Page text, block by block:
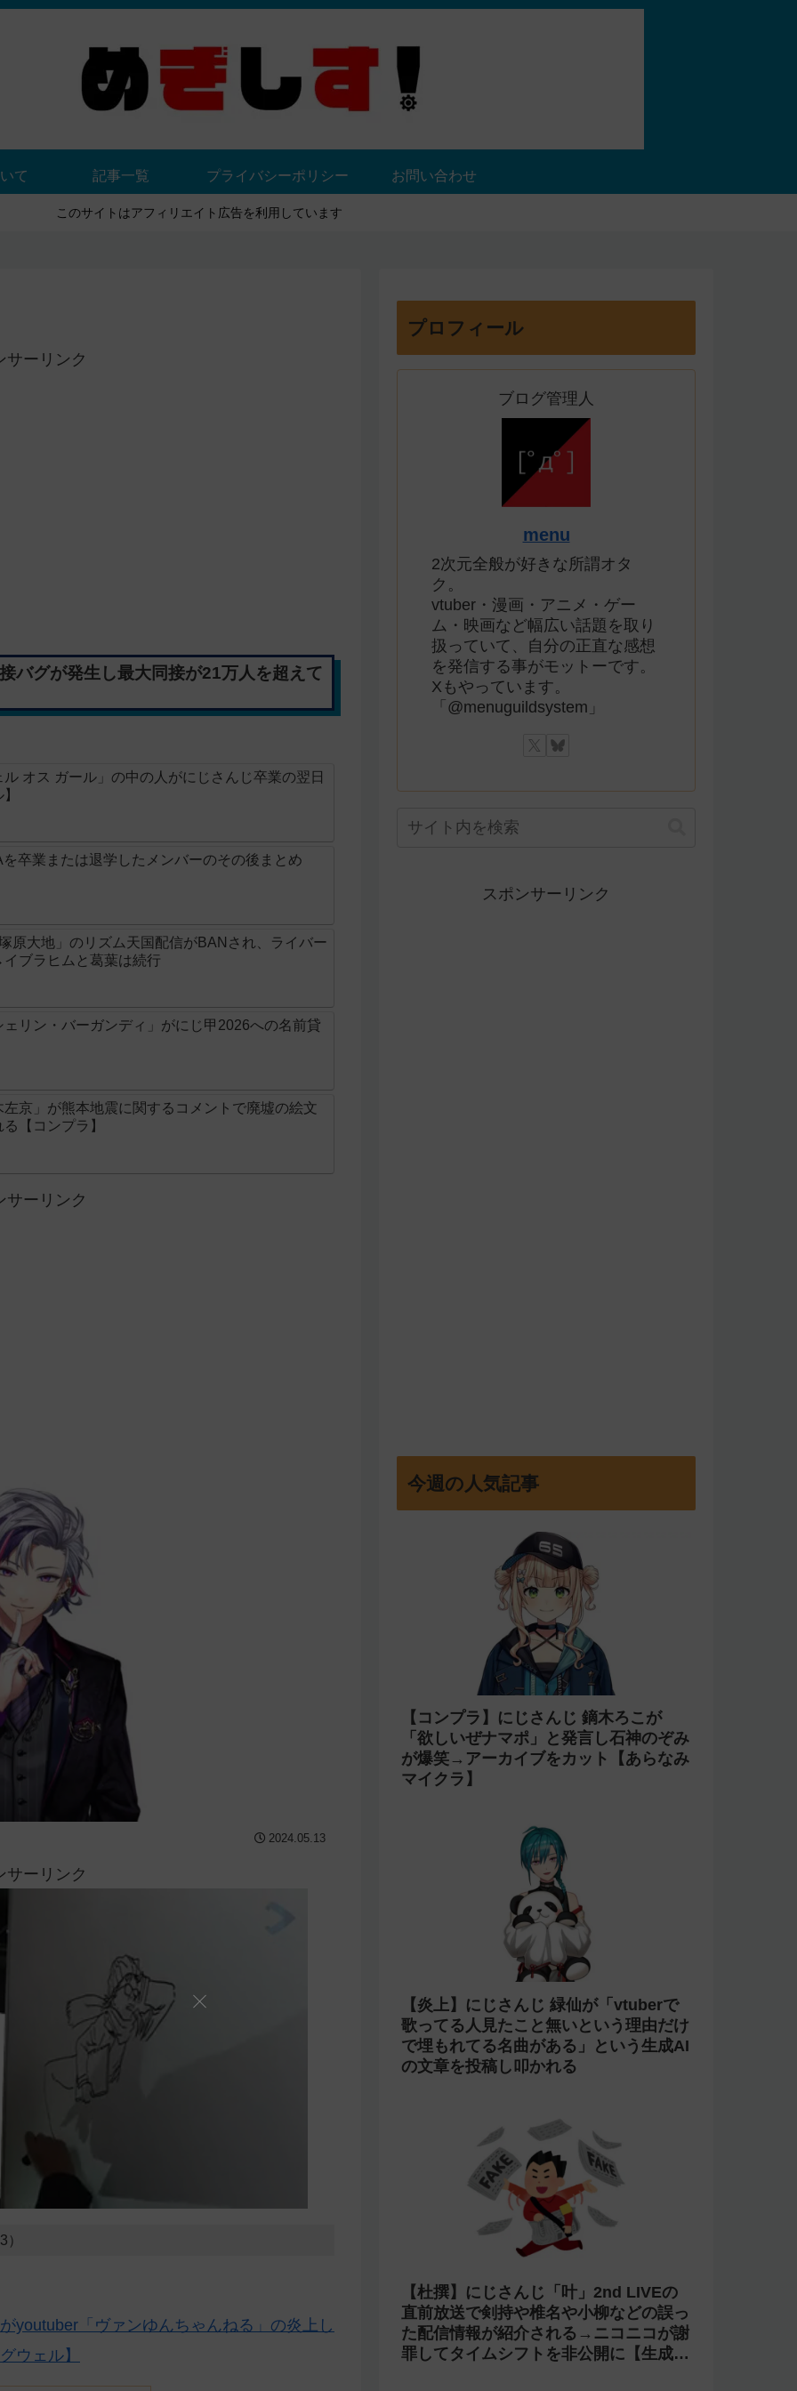
て 記事一覧 プライバシーポリシー お問い合わせ
このサイトはアフィリエイト広告を利用しています
サーリンク
バグが発生し最大同接が21万人を超えて
オス ガール」の中の人がにじさんじ卒業の翌日
卒業または退学したメンバーのその後まとめ
原大地」のリズム天国配信がBANされ、ライバー
ブラヒムと葛葉は続行
リン・バーガンディ」がにじ甲2026への名前貸
京」が熊本地震に関するコメントで廃墟の絵文
【コンプラ】
サーリンク
2024.05.13
サーリンク
youtuber「ヴァンゆんちゃんねる」の炎上し
ウェル】
プロフィール
ブログ管理人
menu
2次元全般が好きな所謂オタ
ク。
vtuber・漫画・アニメ・ゲー
ム・映画など幅広い話題を取り
扱っていて、自分の正直な感想
を発信する事がモットーです。
Xもやっています。
「@menuguildsystem」
スポンサーリンク
今週の人気記事
【コンプラ】にじさんじ 鏑木ろこが
「欲しいぜナマポ」と発言し石神のぞみ
が爆笑→アーカイブをカット【あらなみ
マイクラ】
【炎上】にじさんじ 緑仙が「vtuberで
歌ってる人見たこと無いという理由だけ
で埋もれてる名曲がある」という生成AI
の文章を投稿し叩かれる
【杜撰】にじさんじ「叶」2nd LIVEの
直前放送で剣持や椎名や小柳などの誤っ
た配信情報が紹介される→ニコニコが謝
罪してタイムシフトを非公開に【生成